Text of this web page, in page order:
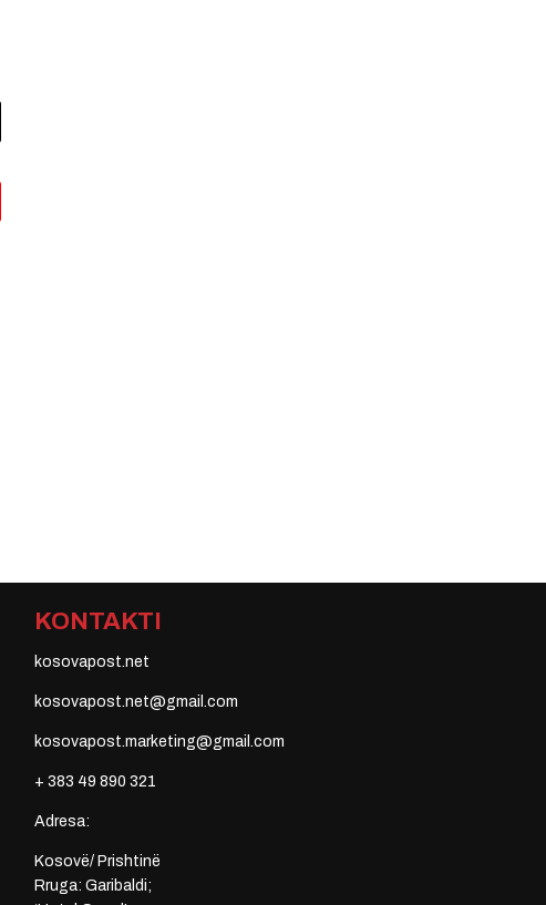
KONTAKTI
kosovapost.net
kosovapost.net@gmail.com
kosovapost.marketing@gmail.com
+ 383 49 890 321
Adresa:
Kosovë/ Prishtinë
Rruga: Garibaldi;